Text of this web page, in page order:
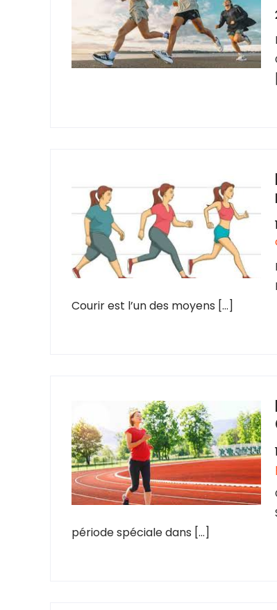
Courir est l’un des moyens […]
période spéciale dans […]